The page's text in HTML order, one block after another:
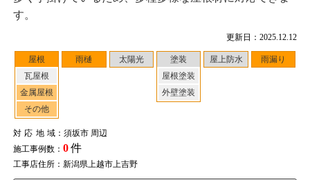
更新日：2025.12.12
屋根
瓦屋根
金属屋根
その他
雨樋 太陽光
塗装
屋根塗装
外壁塗装
屋上防水 雨漏り
対応地域：須坂市 周辺
施工事例数： 0件
工事店住所：新潟県上越市上吉野
す。